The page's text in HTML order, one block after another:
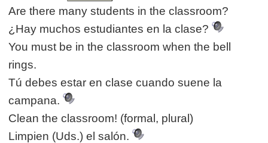
Are there many students in the classroom?
¿Hay muchos estudiantes en la clase?
You must be in the classroom when the bell
rings.
Tú debes estar en clase cuando suene la
campana.
Clean the classroom! (formal, plural)
Limpien (Uds.) el salón.